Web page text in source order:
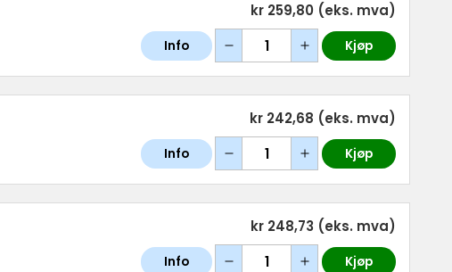
kr 259,80 (eks. mva)
Info Kjøp
kr 242,68 (eks. mva)
Info Kjøp
kr 248,73 (eks. mva)
Info Kjøp